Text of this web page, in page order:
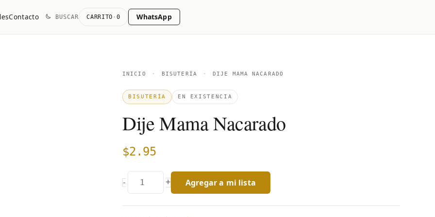
Contacto BUSCAR CARRITO · 0 WhatsApp
INICIO · BISUTERÍA · DIJE MAMA NACARADO
BISUTERÍA EN EXISTENCIA
Dije Mama Nacarado
$2.95
-
Dije
Nacarado
+ Agregar a mi lista